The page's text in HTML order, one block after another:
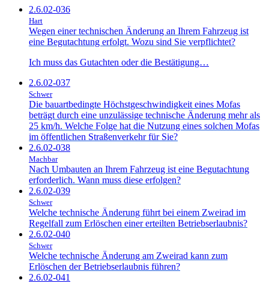
2.6.02-036
Hart
Wegen einer technischen Änderung an Ihrem Fahrzeug ist
eine Begutachtung erfolgt. Wozu sind Sie verpflichtet?
Ich muss das Gutachten oder die Bestätigung…
2.6.02-037
Schwer
Die bauartbedingte Höchstgeschwindigkeit eines Mofas
beträgt durch eine unzulässige technische Änderung mehr als
25 km/h. Welche Folge hat die Nutzung eines solchen Mofas
im öffentlichen Straßenverkehr für Sie?
2.6.02-038
Machbar
Nach Umbauten an Ihrem Fahrzeug ist eine Begutachtung
erforderlich. Wann muss diese erfolgen?
2.6.02-039
Schwer
Welche technische Änderung führt bei einem Zweirad im
Regelfall zum Erlöschen einer erteilten Betriebserlaubnis?
2.6.02-040
Schwer
Welche technische Änderung am Zweirad kann zum
Erlöschen der Betriebserlaubnis führen?
2.6.02-041